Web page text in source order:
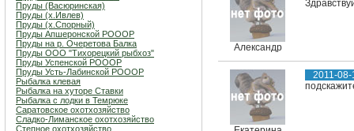
Пруды (Васюринская)
Пруды (х.Ивлев)
Пруды (х.Спорный)
Пруды Апшеронской РОООР
Пруды на р. Очеретова Балка
Пруды ООО "Тихорецкий рыбхоз"
Пруды Успенской РОООР
Пруды Усть-Лабинской РОООР
Рыбалка клевая
Рыбалка на хуторе Ставки
Рыбалка с лодки в Темрюке
Саратовское охотхозяйство
Сладко-Лиманское охотхозяйство
Степное охотхозяйство
Александр
2011-08-